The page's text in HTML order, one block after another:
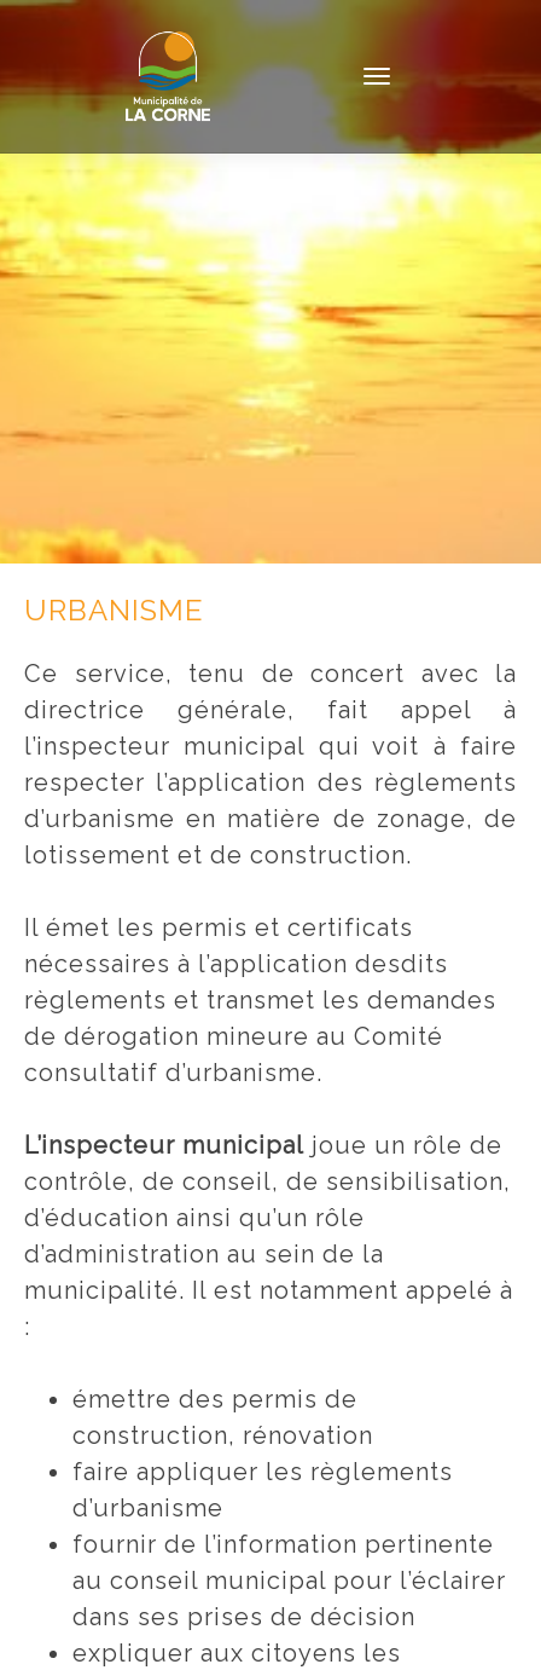
URBANISME
Ce service, tenu de concert avec la
directrice générale, fait appel à
l’inspecteur municipal qui voit à faire
respecter l’application des règlements
d’urbanisme en matière de zonage, de
lotissement et de construction.
Il émet les permis et certificats
nécessaires à l’application desdits
règlements et transmet les demandes
de dérogation mineure au Comité
consultatif d’urbanisme.
L’inspecteur municipal joue un rôle de
contrôle, de conseil, de sensibilisation,
d’éducation ainsi qu’un rôle
d’administration au sein de la
municipalité. Il est notamment appelé à
:
émettre des permis de
construction, rénovation
faire appliquer les règlements
d’urbanisme
fournir de l’information pertinente
au conseil municipal pour l’éclairer
dans ses prises de décision
expliquer aux citoyens les